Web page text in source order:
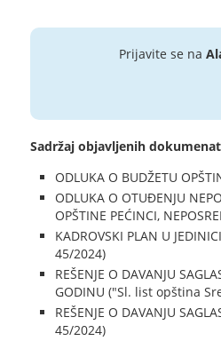
Prijavite se na
Sadržaj objavljenih
ODLUKA O BUDŽETU
ODLUKA O OTUĐENJU
OPŠTINE PEĆINCI,
KADROVSKI PLAN U
45/2024)
REŠENJE O DAVANJU
GODINU ("Sl. list opština
REŠENJE O DAVANJU
45/2024)